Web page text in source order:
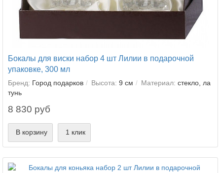
Бокалы для виски набор 4 шт Лилии в подарочной
упаковке, 300 мл
Бренд: Город подарков Высота: 9 см Материал: стекло, ла
тунь
8 830 руб
В корзину 1 клик